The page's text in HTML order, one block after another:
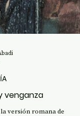
venganza
versión romana de